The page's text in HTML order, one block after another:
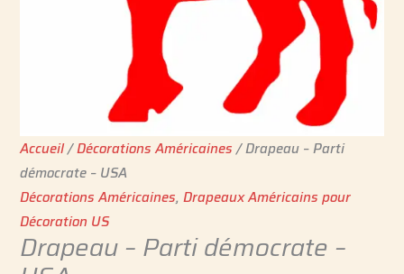
Accueil/Décorations Américaines/ Drapeau – Parti
démocrate – USA
Décorations Américaines,Drapeaux Américains pour
Décoration US
Drapeau – Parti démocrate –